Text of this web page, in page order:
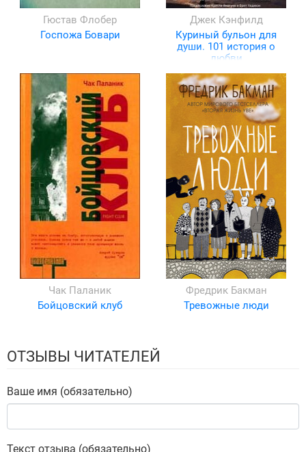
Гюстав Флобер
Госпожа Бовари
Джек Кэнфилд
Куриный бульон для
души. 101 история о
любви
Чак Паланик
Бойцовский клуб
Фредрик Бакман
Тревожные люди
ОТЗЫВЫ ЧИТАТЕЛЕЙ
Ваше имя (обязательно)
Текст отзыва (обязательно)